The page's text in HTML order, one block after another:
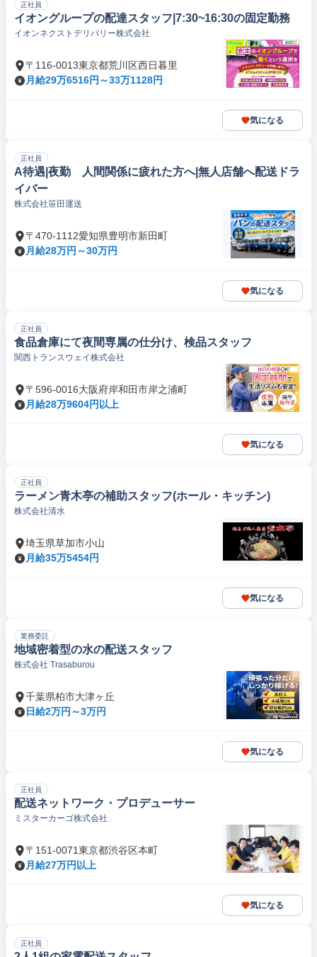
正社員
イオングループの配達スタッフ|7:30~16:30の固定勤務
イオンネクストデリバリー株式会社
〒116-0013東京都荒川区西日暮里
月給29万6516円～33万1128円
気になる
正社員
A待遇|夜勤 人間関係に疲れた方へ|無人店舗へ配送ドラ
イバー
株式会社笹田運送
〒470-1112愛知県豊明市新田町
月給28万円～30万円
気になる
正社員
食品倉庫にて夜間専属の仕分け、検品スタッフ
関西トランスウェイ株式会社
〒596-0016大阪府岸和田市岸之浦町
月給28万9604円以上
気になる
正社員
ラーメン青木亭の補助スタッフ(ホール・キッチン)
株式会社清水
埼玉県草加市小山
月給35万5454円
気になる
業務委託
地域密着型の水の配送スタッフ
株式会社 Trasaburou
千葉県柏市大津ヶ丘
日給2万円～3万円
気になる
正社員
配送ネットワーク・プロデューサー
ミスターカーゴ株式会社
〒151-0071東京都渋谷区本町
月給27万円以上
気になる
正社員